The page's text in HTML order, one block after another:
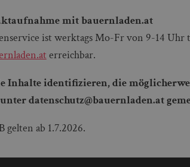
mit bauernladen.at
ist werktags Mo-Fr von 9-14 Uhr
erreichbar.
Inhalte identifizieren, die
datenschutz@bauernladen.at
gelten ab 1.7.2026.